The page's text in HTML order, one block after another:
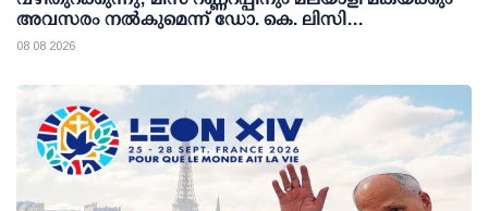
അവസരം നല്‍കുമെന്ന് ഡോ. കെ. ലിസി
ഫെര്‍ണാണ്ടസ്
08 08 2026